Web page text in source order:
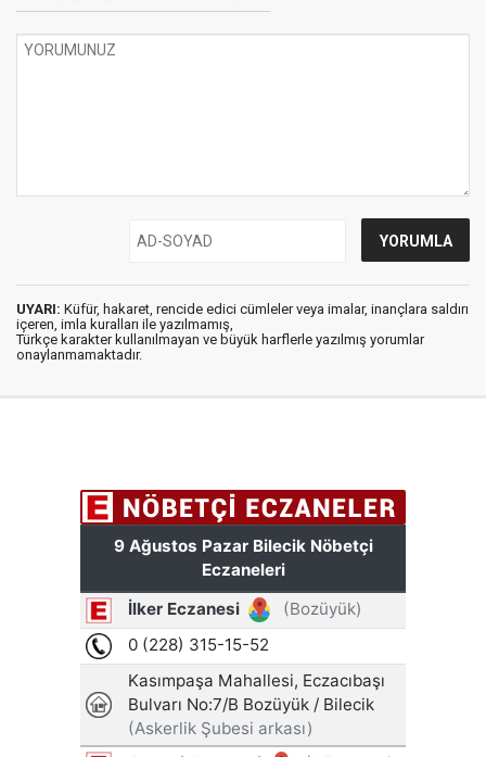
UYARI: Küfür, hakaret, rencide edici cümleler veya imalar, inançlara saldırı
içeren, imla kuralları ile yazılmamış,
Türkçe karakter kullanılmayan ve büyük harflerle yazılmış yorumlar
onaylanmamaktadır.